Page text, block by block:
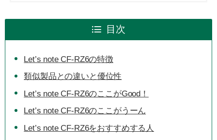
目次
Let’s note CF-RZ6の特徴
類似製品との違いと優位性
Let’s note CF-RZ6のここがGood！
Let’s note CF-RZ6のここがうーん
Let’s note CF-RZ6をおすすめする人